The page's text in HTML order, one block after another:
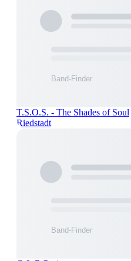
T.S.O.S. - The Shades of Soul
Riedstadt